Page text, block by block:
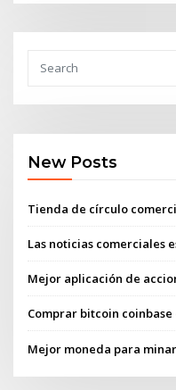
New Posts
Tienda de círculo
Las noticias comerciales
Mejor aplicación de
Comprar bitcoin coinbase
Mejor moneda para